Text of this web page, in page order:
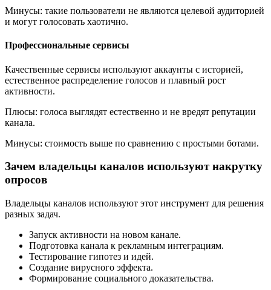
Минусы: такие пользователи не являются целевой аудиторией
и могут голосовать хаотично.
Профессиональные сервисы
Качественные сервисы используют аккаунты с историей,
естественное распределение голосов и плавный рост
активности.
Плюсы: голоса выглядят естественно и не вредят репутации
канала.
Минусы: стоимость выше по сравнению с простыми ботами.
Зачем владельцы каналов используют накрутку
опросов
Владельцы каналов используют этот инструмент для решения
разных задач.
Запуск активности на новом канале.
Подготовка канала к рекламным интеграциям.
Тестирование гипотез и идей.
Создание вирусного эффекта.
Формирование социального доказательства.